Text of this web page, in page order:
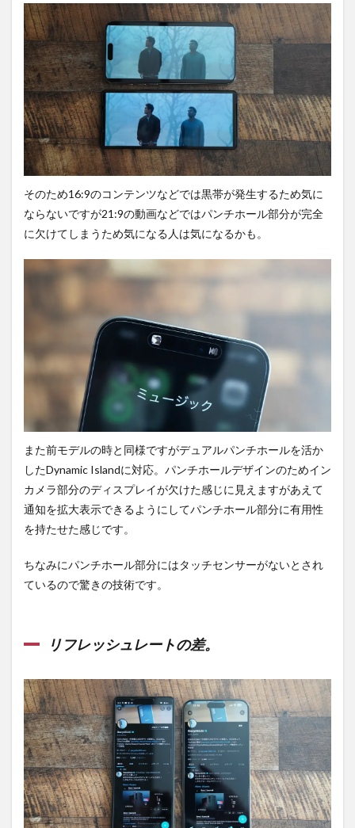
そのため16:9のコンテンツなどでは黒帯が発生するため気に
ならないですが21:9の動画などではパンチホール部分が完全
に欠けてしまうため気になる人は気になるかも。
また前モデルの時と同様ですがデュアルパンチホールを活か
したDynamic Islandに対応。パンチホールデザインのためイン
カメラ部分のディスプレイが欠けた感じに見えますがあえて
通知を拡大表示できるようにしてパンチホール部分に有用性
を持たせた感じです。
ちなみにパンチホール部分にはタッチセンサーがないとされ
ているので驚きの技術です。
リフレッシュレートの差。